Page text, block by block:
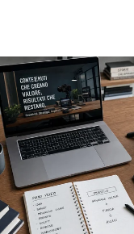
video
la monetizzazione
per i primi 90 giorni
validare tema e format
di monetizzazione
dei test commerciali